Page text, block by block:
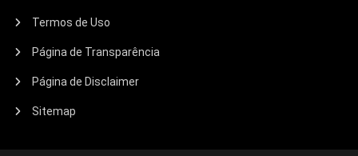
Termos de Uso
Página de Transparência
Página de Disclaimer
Sitemap